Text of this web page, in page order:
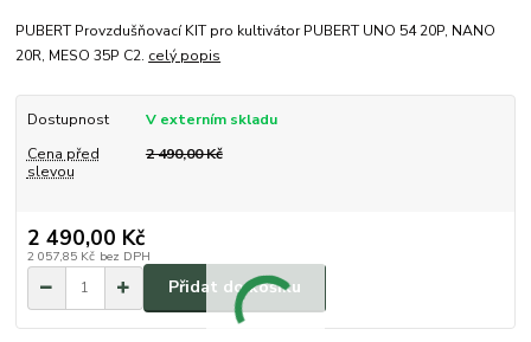
PUBERT Provzdušňovací KIT pro kultivátor PUBERT UNO 54 20P, NANO
20R, MESO 35P C2. celý popis
Dostupnost
V externím skladu
Cena před
slevou
2 490,00 Kč
2 490,00 Kč
2 057,85 Kč bez DPH
Přidat do košíku